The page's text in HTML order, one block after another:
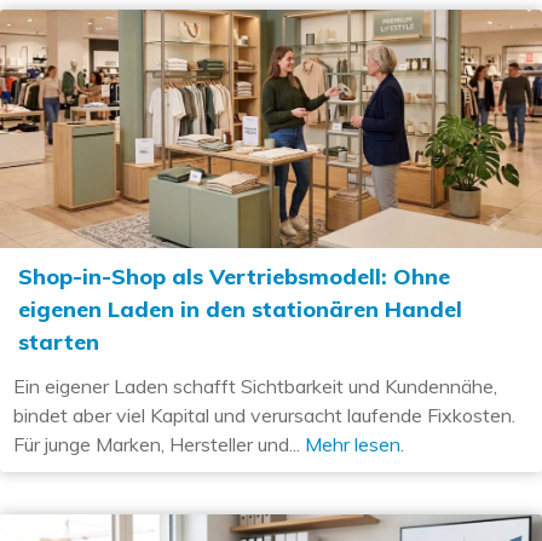
Shop-in-Shop als Vertriebsmodell: Ohne
eigenen Laden in den stationären Handel
starten
Ein eigener Laden schafft Sichtbarkeit und Kundennähe,
bindet aber viel Kapital und verursacht laufende Fixkosten.
Für junge Marken, Hersteller und... Mehr lesen.